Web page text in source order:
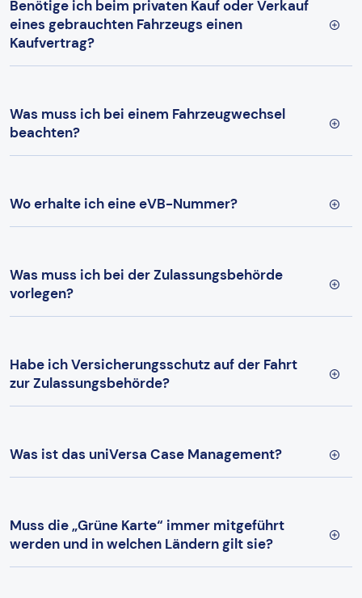
Benötige ich beim privaten Kauf oder Verkauf
eines gebrauchten Fahrzeugs einen
Kaufvertrag?
Was muss ich bei einem Fahrzeugwechsel
beachten?
Wo erhalte ich eine eVB-Nummer?
Was muss ich bei der Zulassungsbehörde
vorlegen?
Habe ich Versicherungsschutz auf der Fahrt
zur Zulassungsbehörde?
Was ist das uniVersa Case Management?
Muss die „Grüne Karte“ immer mitgeführt
werden und in welchen Ländern gilt sie?